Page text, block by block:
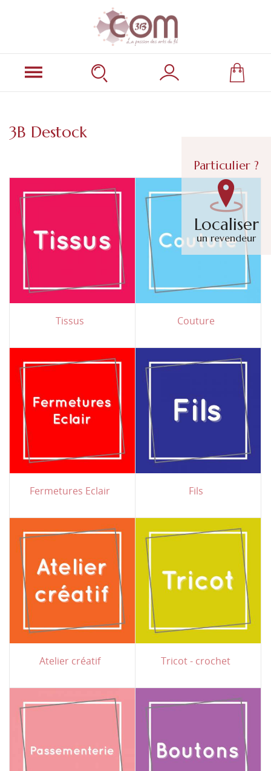
Particulier ?
Localiser
un revendeur
3B Destock
Tissus Couture
Fermetures Eclair Fils
Atelier créatif Tricot - crochet